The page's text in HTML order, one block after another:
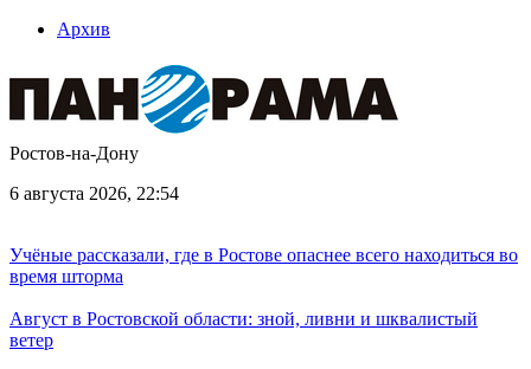
Архив
Ростов-на-Дону
6 августа 2026, 22:54
Учёные рассказали, где в Ростове опаснее всего находиться во
время шторма
Август в Ростовской области: зной, ливни и шквалистый
ветер